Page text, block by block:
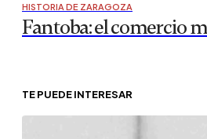
HISTORIA DE ZARAGOZA
Fantoba: el comercio
TE PUEDE INTERESAR